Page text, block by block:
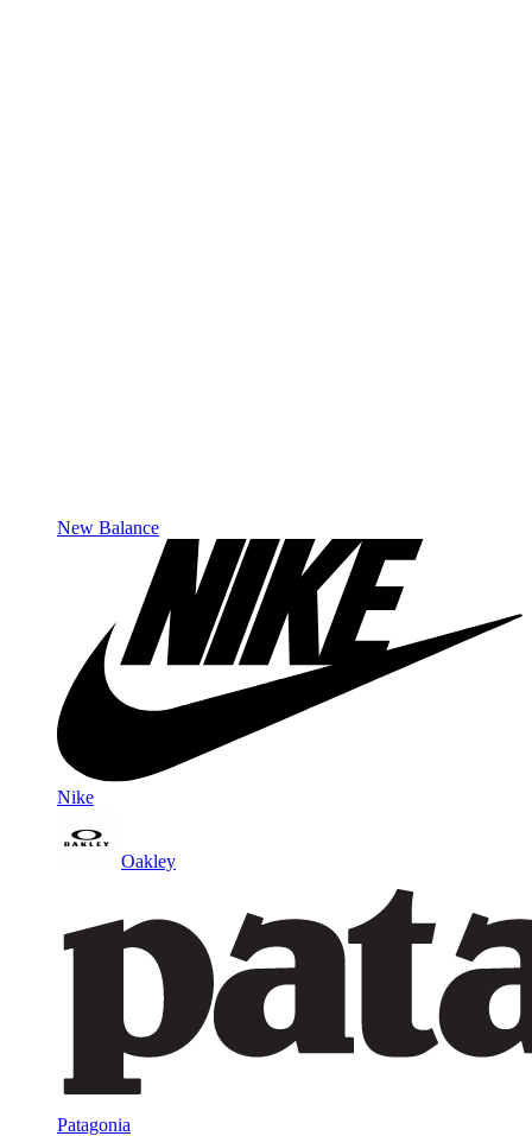
New Balance
Nike
Oakley
Patagonia